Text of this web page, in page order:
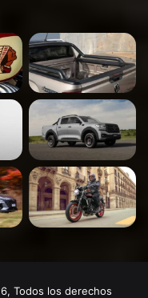
Todos los derechos